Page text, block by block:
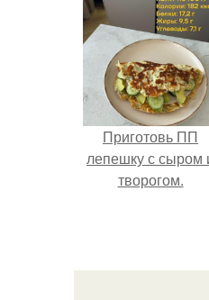
Приготовь ПП
лепешку с сыром
творогом.